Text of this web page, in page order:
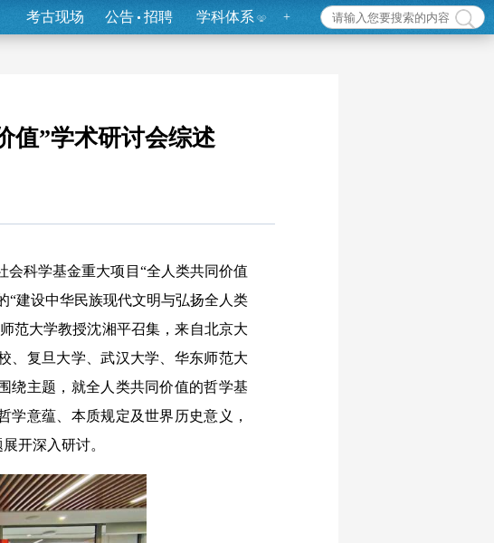
考古现场 公告 招聘 学科体系 +
值”学术研讨会综述
科学基金重大项目“全人类共同价值
“建设中华民族现代文明与弘扬全人类
范大学教授沈湘平召集，来自北京大
、复旦大学、武汉大学、华东师范大
绕主题，就全人类共同价值的哲学基
意蕴、本质规定及世界历史意义，
开深入研讨。